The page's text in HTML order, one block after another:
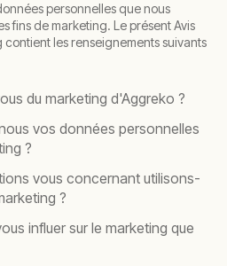
personnelles que nous
fins de marketing. Le présent Avis
les renseignements suivants
du marketing d'Aggreko ?
vos données personnelles
?
vous concernant utilisons-
?
influer sur le marketing que